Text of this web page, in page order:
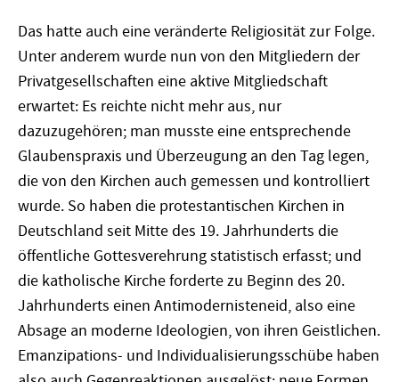
Das hatte auch eine veränderte Religiosität zur Folge.
Unter anderem wurde nun von den Mitgliedern der
Privatgesellschaften eine aktive Mitgliedschaft
erwartet: Es reichte nicht mehr aus, nur
dazuzugehören; man musste eine entsprechende
Glaubenspraxis und Überzeugung an den Tag legen,
die von den Kirchen auch gemessen und kontrolliert
wurde. So haben die protestantischen Kirchen in
Deutschland seit Mitte des 19. Jahrhunderts die
öffentliche Gottesverehrung statistisch erfasst; und
die katholische Kirche forderte zu Beginn des 20.
Jahrhunderts einen Antimodernisteneid, also eine
Absage an moderne Ideologien, von ihren Geistlichen.
Emanzipations- und Individualisierungsschübe haben